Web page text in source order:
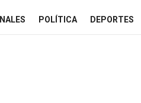
POLÍTICA DEPORTES